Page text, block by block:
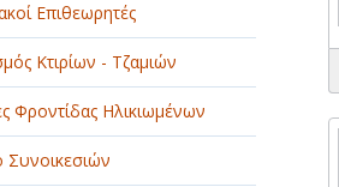
Επιθεωρητές
Κτιρίων - Τζαμιών
Φροντίδας Ηλικιωμένων
Συνοικεσιών